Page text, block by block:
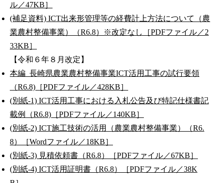
ル／47KB］
(補足資料) ICT出来形管理等の経費計上方法について（農
業農村整備事業）（R6.8）※改定なし［PDFファイル／2
33KB］
【令和６年８月改定】
本編_長崎県農業農村整備事業ICT活用工事の試行要領
（R6.8)［PDFファイル／428KB］
(別紙-1) ICT活用工事における入札公告及び特記仕様書記
載例（R6.8)［PDFファイル／140KB］
(別紙-2) ICT施工技術の活用（農業農村整備事業）（R6.
8）［Wordファイル／18KB］
(別紙-3) 見積依頼書（R6.8）［PDFファイル／67KB］
(別紙-4) ICT活用証明書（R6.8）［PDFファイル／38K